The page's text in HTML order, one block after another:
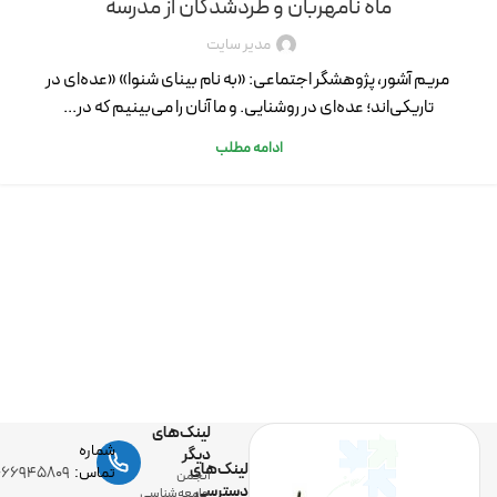
ماه نامهربان و طردشدگان از مدرسه
مدیر سایت
مریم آشور، پژوهشگر اجتماعی: «به نام بینای شنوا» «عده­‌ای در
تاریکی‌­­اند؛ عده­‌ای در روشنایی. و ما آنان را می‌­بینیم که در...
ادامه مطلب
لینک‌های
دسترسی
لینک‌های
دیگر
انجمن
شماره
تماس: ۰۲۱-